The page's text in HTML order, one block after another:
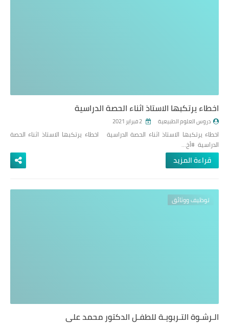
اخطاء يرتكبها الاستاذ اثناء الحصة الدراسية
دروس العلوم الطبيعية
اخطاء يرتكبها الاستاذ اثناء الحصة الدراسية اخطاء يرتكبها الاستاذ اثناء الحصة
الدراسية #أخ…
قراءة المزيد
توظيف ووثائق
الـرشـوة التـربويـة للطفـل الدكتور محمد علي